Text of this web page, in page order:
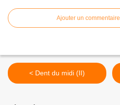
Ajouter un commentaire
< Dent du midi (II)